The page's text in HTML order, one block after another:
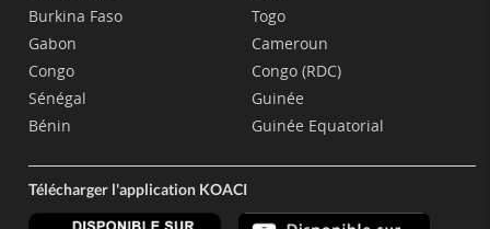
Burkina Faso
Gabon
Congo
Sénégal
Bénin
Togo
Cameroun
Congo (RDC)
Guinée
Guinée Equatorial
Télécharger l'application KOACI